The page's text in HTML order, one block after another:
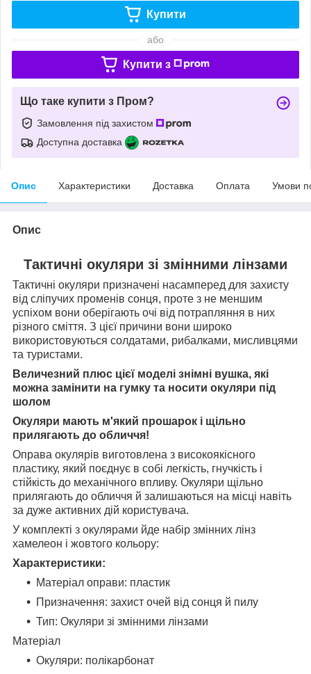
Купити
або
Купити з
Що таке купити з Пром?
Замовлення під захистом
Доступна доставка
Опис Характеристики Доставка Оплата Умови
Опис
Тактичні окуляри зі змінними лінзами
Тактичні окуляри призначені насамперед для захисту
від сліпучих променів сонця, проте з не меншим
успіхом вони оберігають очі від потрапляння в них
різного сміття. З цієї причини вони широко
використовуються солдатами, рибалками, мисливцями
та туристами.
Величезний плюс цієї моделі знімні вушка, які
можна замінити на гумку та носити окуляри під
шолом
Окуляри мають м'який прошарок і щільно
прилягають до обличчя!
Оправа окулярів виготовлена з високоякісного
пластику, який поєднує в собі легкість, гнучкість і
стійкість до механічного впливу. Окуляри щільно
прилягають до обличчя й залишаються на місці навіть
за дуже активних дій користувача.
У комплекті з окулярами йде набір змінних лінз
хамелеон і жовтого кольору:
Характеристики:
Матеріал оправи: пластик
Призначення: захист очей від сонця й пилу
Тип: Окуляри зі змінними лінзами
Матеріал
Окуляри: полікарбонат